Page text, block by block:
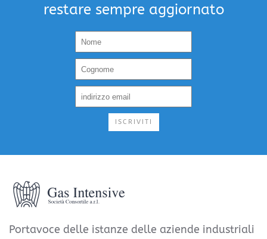
restare sempre aggiornato
ISCRIVITI
Portavoce delle istanze delle aziende industriali